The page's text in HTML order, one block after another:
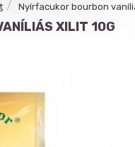
Nyírfacukor bourbon
XILIT 10G